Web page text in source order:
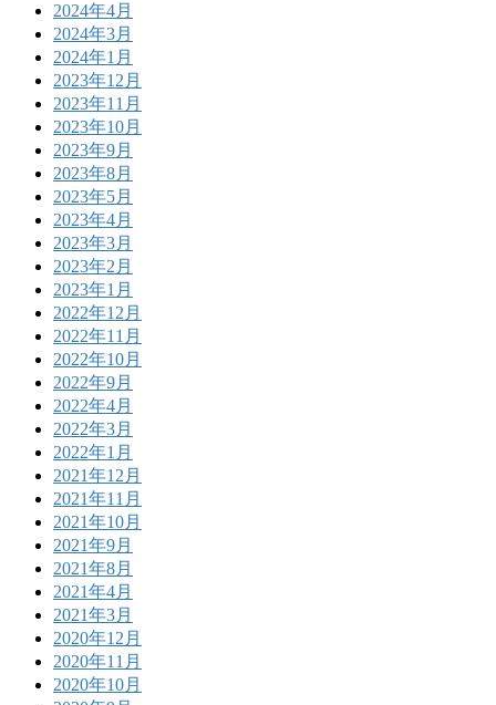
2024年4月
2024年3月
2024年1月
2023年12月
2023年11月
2023年10月
2023年9月
2023年8月
2023年5月
2023年4月
2023年3月
2023年2月
2023年1月
2022年12月
2022年11月
2022年10月
2022年9月
2022年4月
2022年3月
2022年1月
2021年12月
2021年11月
2021年10月
2021年9月
2021年8月
2021年4月
2021年3月
2020年12月
2020年11月
2020年10月